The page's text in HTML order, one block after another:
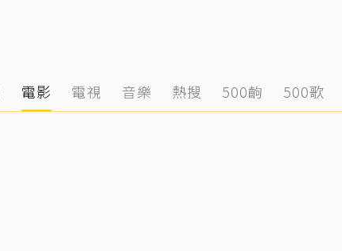
電影 電視 音樂 熱搜 500齣 500歌